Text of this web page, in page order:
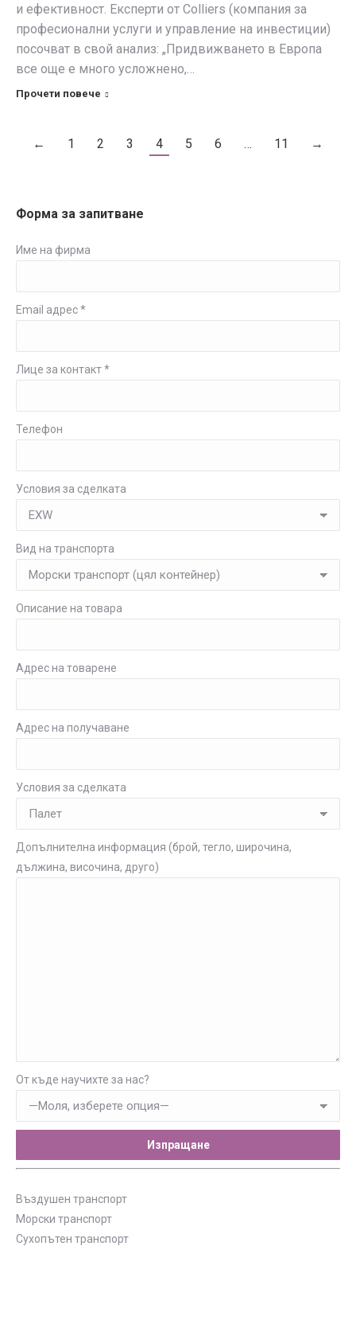
и ефективност. Експерти от Colliers (компания за
професионални услуги и управление на инвестиции)
посочват в свой анализ: „Придвижването в Европа
все още е много усложнено,…
Прочети повече
← 1 2 3 4 5 6 … 11 →
Форма за запитване
Име на фирма
Email адрес *
Лице за контакт *
Телефон
Условия за сделката
Вид на транспорта
Описание на товара
Адрес на товарене
Адрес на получаване
Условия за сделката
Допълнителна информация (брой, тегло, широчина,
дължина, височина, друго)
От къде научихте за нас?
Въздушен транспорт
Морски транспорт
Сухопътен транспорт